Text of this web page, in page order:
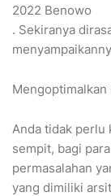
2022 Benowo
. Sekiranya
Mengoptimalkan
Anda tidak perlu
sempit, bagi
permasalahan
yang dimiliki